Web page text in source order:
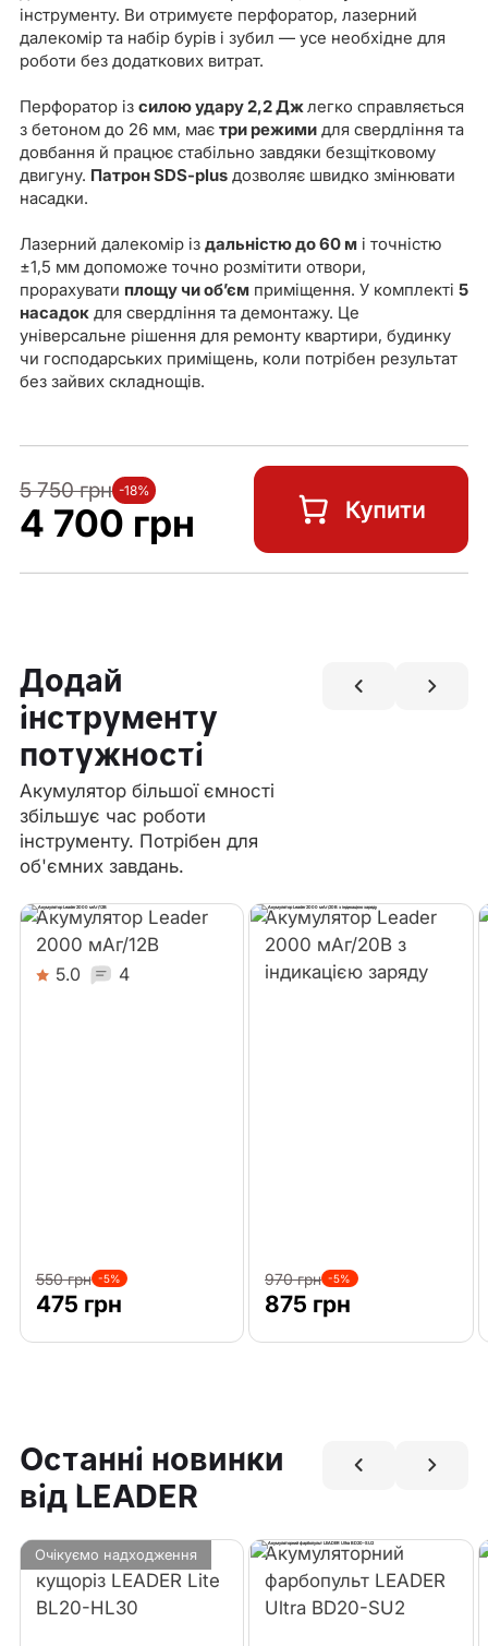
інструменту. Ви отримуєте перфоратор, лазерний
далекомір та набір бурів і зубил — усе необхідне для
роботи без додаткових витрат.
Перфоратор із силою удару 2,2 Джлегко справляється
з бетоном до 26 мм, має три режимидля свердління та
довбання й працює стабільно завдяки безщітковому
двигуну. Патрон SDS-plusдозволяє швидко змінювати
насадки.
Лазерний далекомір із дальністю до 60 мі точністю
±1,5 мм допоможе точно розмітити отвори,
прорахувати площу чи об’ємприміщення. У комплекті 5
насадокдля свердління та демонтажу. Це
універсальне рішення для ремонту квартири, будинку
чи господарських приміщень, коли потрібен результат
без зайвих складнощів.
5 750 грн -18%
4 700 грн
Додай
інструменту
потужності
Акумулятор більшої ємності
збільшує час роботи
інструменту. Потрібен для
об'ємних завдань.
Акумулятор Leader
2000 мАг/12В
5.0 4
550 грн -5%
475 грн
Акумулятор Leader
2000 мАг/20В з
індикацією заряду
970 грн -5%
875 грн
Останні новинки
від LEADER
Очікуємо надходження
Акумуляторний
кущоріз LEADER Lite
BL20-HL30
Акумуляторний
фарбопульт LEADER
Ultra BD20-SU2